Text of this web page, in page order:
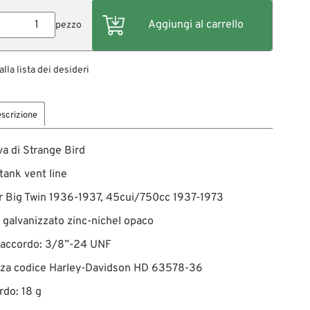
pezzo
lista dei desideri
di Strange Bird
vent line
Big Twin 1936-1937, 45cui/750cc 1937-1973
galvanizzato zinc-nichel opaco
3/8”-24 UNF
codice Harley-Davidson HD 63578-36
18 g